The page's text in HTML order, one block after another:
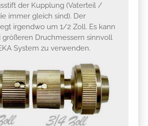
der Kupplung (Vaterteil /
immer gleich sind). Der
irgendwo um 1/2 Zoll. Es kann
größeren Druchmessern sinnvoll
System zu verwenden.